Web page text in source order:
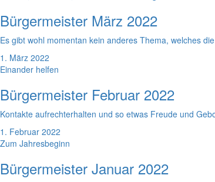
Bürgermeister März 2022
Es gibt wohl momentan kein anderes Thema, welches
1. März 2022
Einander helfen
Bürgermeister Februar 2022
Kontakte aufrechterhalten und so etwas Freude und
1. Februar 2022
Zum Jahresbeginn
Bürgermeister Januar 2022